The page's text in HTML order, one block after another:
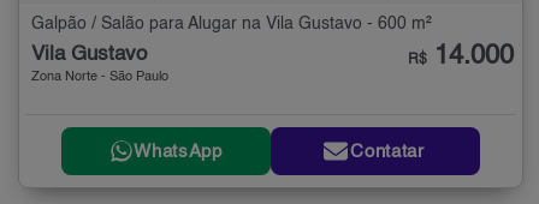
Galpão / Salão para Alugar na Vila Gustavo - 600 m²
Vila Gustavo
Zona Norte - São Paulo
R$ 14.000
WhatsApp Contatar